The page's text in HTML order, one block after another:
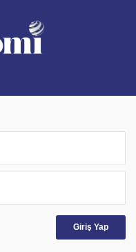
Giriş Yap